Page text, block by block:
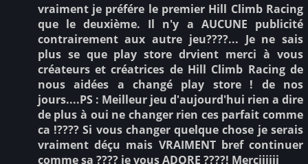
vraiment je préfére le premier Hill Climb Racing
que le deuxième. Il n'y a AUCUNE publicité
contrairement aux autre jeu????... Je ne sais
plus se que play store drvient merci à vous
créateurs et créatrices de Hill Climb Racing de
nous aidées a changé play store ! de nos
jours....PS : Meilleur jeu d'aujourd'hui rien a dire
de plus à oui ne changer rien ces parfait comme
ca !???? Si vous changer quelque chose je serais
vraiment déçu mais VRAIMENT bref continuer
comme sa ???? je vous ADORE ????! Merciiiiii